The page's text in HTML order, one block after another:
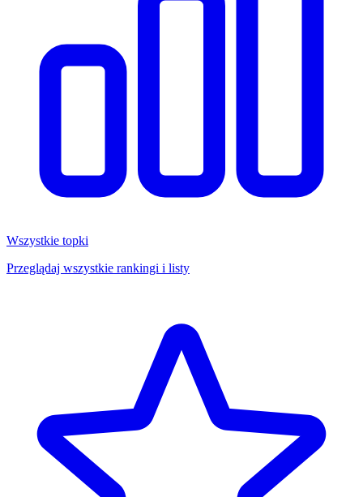
Wszystkie topki
Przeglądaj wszystkie rankingi i listy